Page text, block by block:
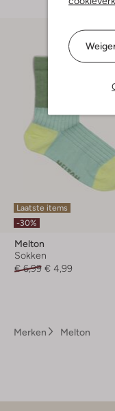
Laatste items
-30%
Melton
Sokken
€ 6,99 € 4,99
Merken Melton